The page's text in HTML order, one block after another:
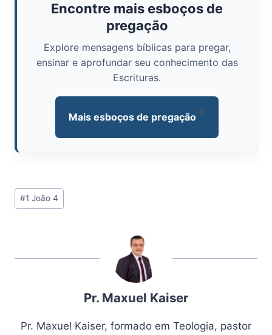
Encontre mais esboços de
pregação
Explore mensagens bíblicas para pregar,
ensinar e aprofundar seu conhecimento das
Escrituras.
Mais esboços de pregação→
Tags
do
#1 João 4
Pr. Maxuel Kaiser
Pr. Maxuel Kaiser, formado em Teologia, pastor